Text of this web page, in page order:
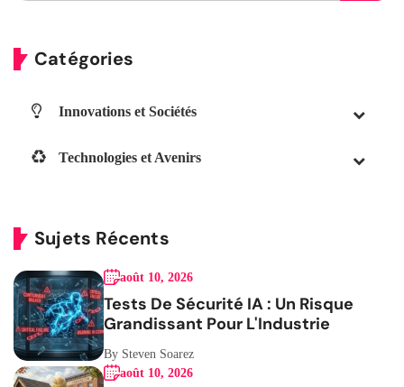
Catégories
Innovations et Sociétés
Technologies et Avenirs
Sujets Récents
août 10, 2026
Tests De Sécurité IA : Un Risque
Grandissant Pour L'Industrie
By Steven Soarez
août 10, 2026